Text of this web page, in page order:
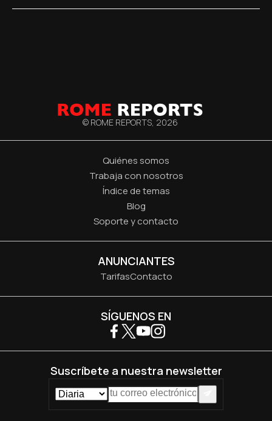
© ROME REPORTS, 2026
Quiénes somos
Trabaja con nosotros
Índice de temas
Blog
Soporte y contacto
ANUNCIANTES
TarifasContacto
SÍGUENOS EN
Suscríbete a nuestra newsletter